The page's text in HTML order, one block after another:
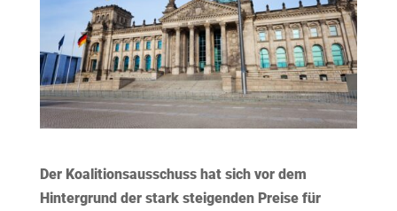
Der Koalitionsausschuss hat sich vor dem
Hintergrund der stark steigenden Preise für